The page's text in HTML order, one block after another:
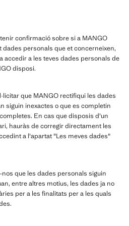
confirmació sobre si a MANGO
dades personals que et concerneixen,
accedir a les teves dades personals de
disposi.
que MANGO rectifiqui les dades
siguin inexactes o que es completin
En cas que disposis d'un
hauràs de corregir directament les
a l'apartat "Les meves dades"
nos que les dades personals siguin
entre altres motius, les dades ja no
per a les finalitats per a les quals